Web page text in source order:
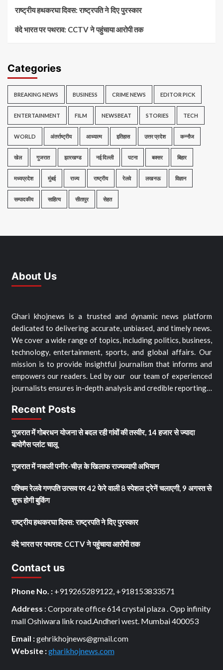
राष्ट्रीय हथकरघा दिवस: राष्ट्रपति ने दिए पुरस्कार
वंदे भारत पर पथराव: CCTV ने पहुंचाया आरोपी तक
Categories
BREAKING NEWS BUSINESS CRIME NEWS EDITOR PICK
ENTERTAINMENT FILM NEWSBEAT STORIES TECH
WORLD अंतर्राष्ट्रीय आध्यात्म इतिहास उत्तर प्रदेश कन्नौज
खेल गुजरात झारखण्ड नई दिल्ली पटना बक्सर बिहार
मध्यप्रदेश मुंबई राज्य राष्ट्रीय रेलवे लखनऊ विज्ञान
सम्पादकीय साहित्य सीतापुर सेहत
About Us
Ghari khojnews is a trusted and dynamic news platform
dedicated to delivering accurate, unbiased, and timely news.
We cover a wide range of topics, including politics, business,
technology, entertainment, sports, and global affairs. Our
mission is to provide insightful journalism that informs and
empowers our readers. Led by our our team of experienced
journalists ensures in-depth analysis and credible reporting…
Recent Posts
गुजरात में गोबरधन योजना से बदल रही गांवों की तस्वीर, 14 हजार से ज्यादा
बायोगैस प्लांट चालू
गुजरात में नकली पनीर-चीज़ के खिलाफ राज्यव्यापी अभियान
पश्चिम रेलवे गणपति उत्सव पर 42 फेरे वाली 8 स्पेशल ट्रेनें चलाएगी, 9 अगस्त से
शुरू होगी बुकिंग
राष्ट्रीय हथकरघा दिवस: राष्ट्रपति ने दिए पुरस्कार
वंदे भारत पर पथराव: CCTV ने पहुंचाया आरोपी तक
Contact us
Phone No. : +919265289122, +918153833571
Address : Corporate office 614 crystal plaza . Opp infinity
mall Oshiwara link road.Andheri west. Mumbai 400053
Email :gehrikhojnews@gmail.com
Website :gharikhojnews.com